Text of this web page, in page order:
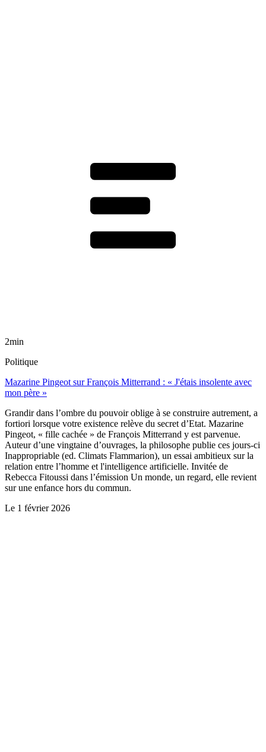
2min
Politique
Mazarine Pingeot sur François Mitterrand : « J'étais insolente avec
mon père »
Grandir dans l’ombre du pouvoir oblige à se construire autrement, a
fortiori lorsque votre existence relève du secret d’Etat. Mazarine
Pingeot, « fille cachée » de François Mitterrand y est parvenue.
Auteur d’une vingtaine d’ouvrages, la philosophe publie ces jours-ci
Inappropriable (ed. Climats Flammarion), un essai ambitieux sur la
relation entre l’homme et l'intelligence artificielle. Invitée de
Rebecca Fitoussi dans l’émission Un monde, un regard, elle revient
sur une enfance hors du commun.
Le 1 février 2026